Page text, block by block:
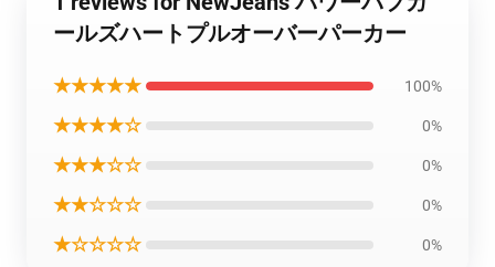
ールズハートプルオーバーパーカー
★★★★★ 100%
★★★★☆ 0%
★★★☆☆ 0%
★★☆☆☆ 0%
★☆☆☆☆ 0%